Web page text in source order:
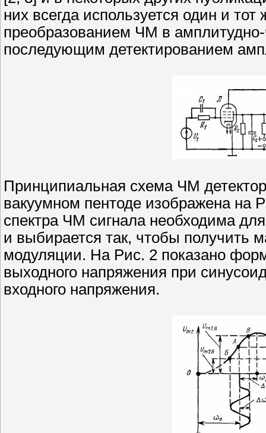
них всегда используется один и
преобразованием ЧМ в
последующим детектированием
Принципиальная схема ЧМ
вакуумном пентоде изображена на
спектра ЧМ сигнала необходима
и выбирается так, чтобы получить
модуляции. На Рис. 2 показано
выходного напряжения при
входного напряжения.